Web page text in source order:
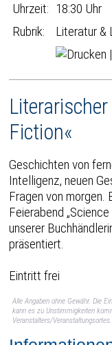
Uhrzeit: 18:30 Uhr
Rubrik:
Literatur &
|
Fiction«
Geschichten von
Intelligenz, neuen
Fragen von morgen.
Feierabend
unserer
präsentiert.
Eintritt frei
Alle Angaben ohne Gewähr. Die
kann es zu Unstimmigkeiten
Veranstalters/Veranstaltungsortes.